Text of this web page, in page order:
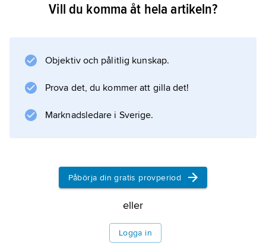
Evansville är en viktig flodhamn och
och Illinois, ett område som har bördig
Vill du komma åt hela artikeln?
Objektiv och pålitlig kunskap.
Prova det, du kommer att gilla det!
Marknadsledare i Sverige.
Påbörja din gratis provperiod
eller
Logga in